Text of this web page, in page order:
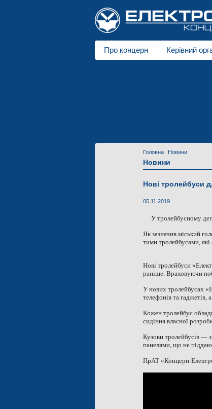
Про концерн Керівний
Головна Новини
Новини
Нові тролейбуси
05.11.2019
У тролейбусному
Як зазначив міський
тими тролейбусами,
Нові тролейбуси
раніше. Враховуючи
У нових тролейбусах
телефонів та гаджетів,
Кожен тролейбус
сидіння власної
Кузови тролейбусів —
панелями, що не
ПрАТ «Концерн-